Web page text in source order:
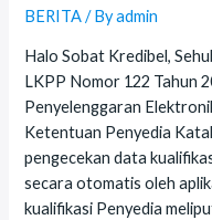
BERITA/ Byadmin
Halo Sobat Kredibel,
LKPP Nomor 122 Tahun
Penyelenggaran
Ketentuan Penyedia
pengecekan data
secara otomatis oleh
kualifikasi Penyedia